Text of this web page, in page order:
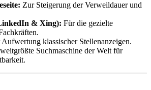
Zur Steigerung der Verweildauer und
& Xing): Für die gezielte
Aufwertung klassischer Stellenanzeigen.
Suchmaschine der Welt für